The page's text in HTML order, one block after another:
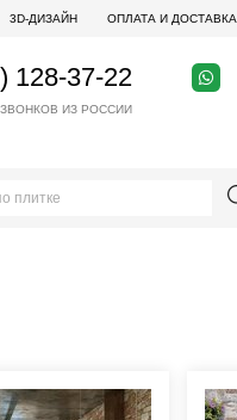
3D-ДИЗАЙН ОПЛАТА И ДОСТАВКА
) 128-37-22
ИЗ РОССИИ